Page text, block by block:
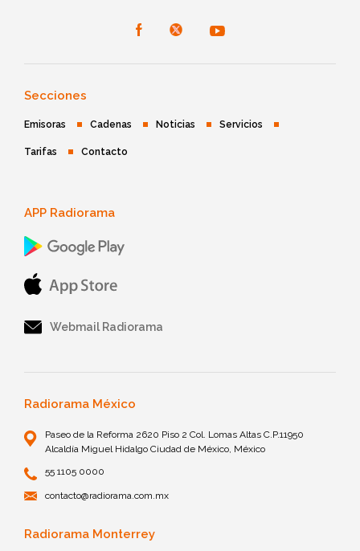
Secciones
Emisoras Cadenas Noticias Servicios
Tarifas Contacto
APP Radiorama
Webmail Radiorama
Radiorama México
Paseo de la Reforma 2620 Piso 2 Col. Lomas Altas C.P.11950
Alcaldía Miguel Hidalgo Ciudad de México, México
55 1105 0000
contacto@radiorama.com.mx
Radiorama Monterrey